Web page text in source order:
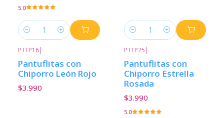
5.0
Cantidad Cantidad
PTFP16|
Pantuflitas con
Chiporro León Rojo
$3.990
PTFP25 |
Pantuflitas con
Chiporro Estrella
Rosada
$3.990
5.0